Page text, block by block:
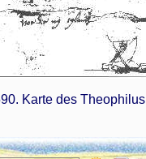
Karte des Theophilus